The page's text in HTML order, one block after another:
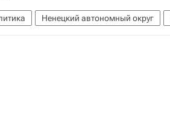
Ненецкий автономный округ